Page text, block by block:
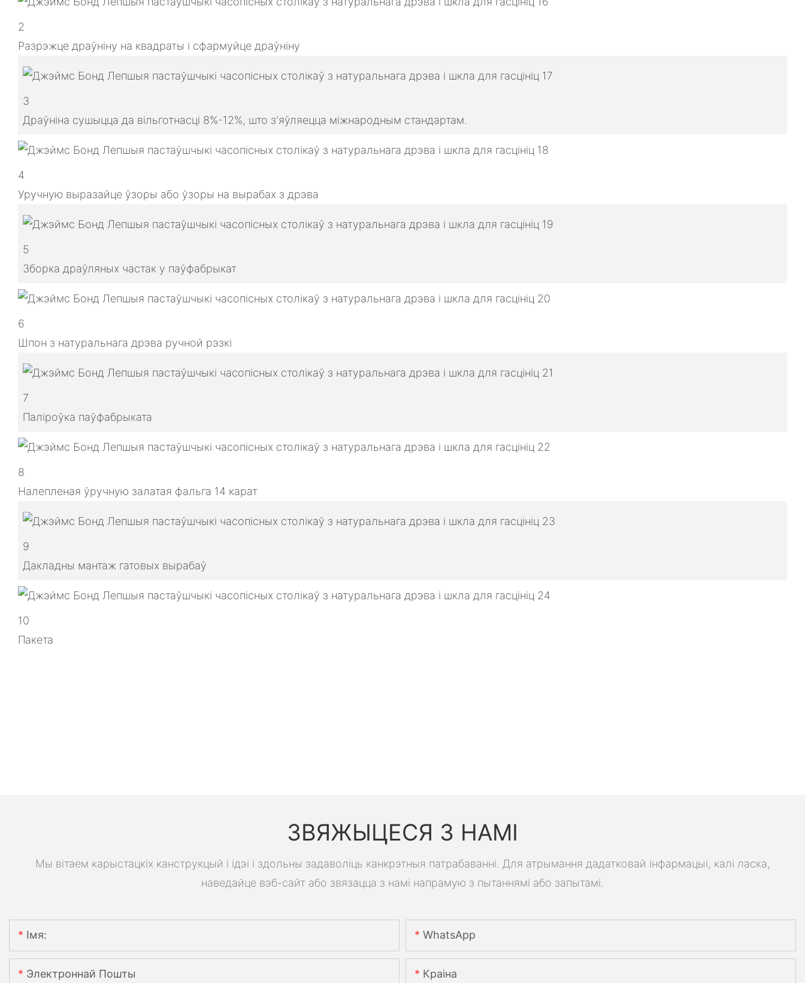
2
Разрэжце драўніну на квадраты і сфармуйце драўніну
3
Драўніна сушыцца да вільготнасці 8%-12%, што з'яўляецца міжнародным стандартам.
4
Уручную выразайце ўзоры або ўзоры на вырабах з дрэва
5
Зборка драўляных частак у паўфабрыкат
6
Шпон з натуральнага дрэва ручной рэзкі
7
Паліроўка паўфабрыката
8
Налепленая ўручную залатая фальга 14 карат
9
Дакладны мантаж гатовых вырабаў
10
Пакета
ЗВЯЖЫЦЕСЯ З НАМІ
Мы вітаем карыстацкіх канструкцый і ідэі і здольны задаволіць канкрэтныя патрабаванні. Для атрымання дадатковай інфармацыі, калі ласка,
наведайце вэб-сайт або звязацца з намі напрамую з пытаннямі або запытамі.
Імя: WhatsApp
Электроннай Пошты Краіна